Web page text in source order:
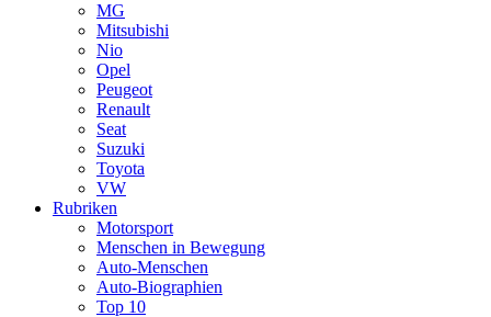
MG
Mitsubishi
Nio
Opel
Peugeot
Renault
Seat
Suzuki
Toyota
VW
Rubriken
Motorsport
Menschen in Bewegung
Auto-Menschen
Auto-Biographien
Top 10